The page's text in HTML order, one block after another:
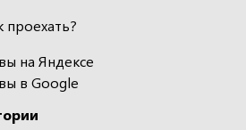
проехать?
на Яндексе
в Google